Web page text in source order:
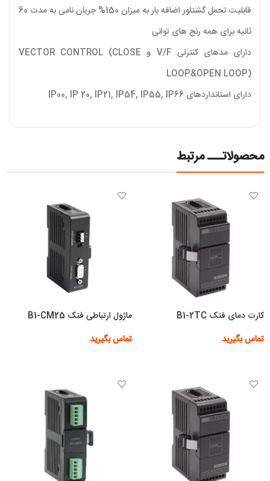
قابلیت تحمل گشتاور اضافه بار به میزان 150% جریان نامی به مدت 60
ثانیه برای همه رنج های توانی
دارای مدهای کنترلی V/F و VECTOR CONTROL (CLOSE
LOOP&OPEN LOOP)
دارای استانداردهای IP00, IP 20, IP21, IP54, IP55, IP66
محصولاتـــ مرتبط
کارت دمای فتک B1-2TC
تماس بگیرید
ماژول ارتباطی فتک B1-CM25
تماس بگیرید